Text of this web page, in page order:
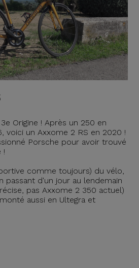
Origine ! Après un 250 en
voici un Axxome 2 RS en 2020 !
Porsche pour avoir trouvé
!
comme toujours) du vélo,
passant d'un jour au lendemain
pas Axxome 2 350 actuel)
aussi en Ultegra et